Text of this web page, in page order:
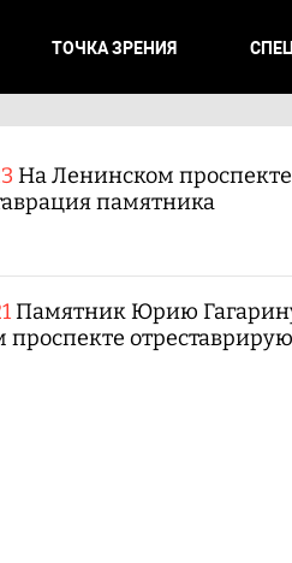
ТОЧКА ЗРЕНИЯ
На Ленинском проспекте
памятника
Памятник Юрию